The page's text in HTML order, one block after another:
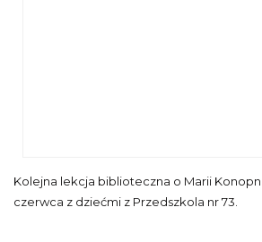
Kolejna lekcja biblioteczna o Marii
czerwca z dziećmi z Przedszkola nr 73.